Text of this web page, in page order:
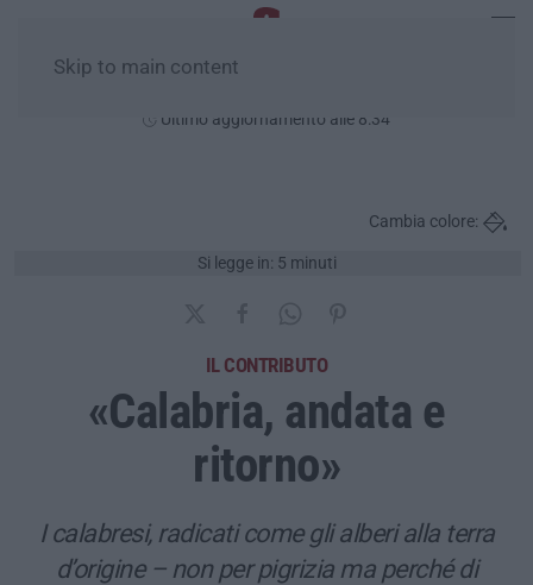
Skip to main content
Ultimo aggiornamento alle 8:34
Si legge in: 5 minuti
Cambia colore:
IL CONTRIBUTO
«Calabria, andata e
ritorno»
I calabresi, radicati come gli alberi alla terra
d’origine – non per pigrizia ma perché di